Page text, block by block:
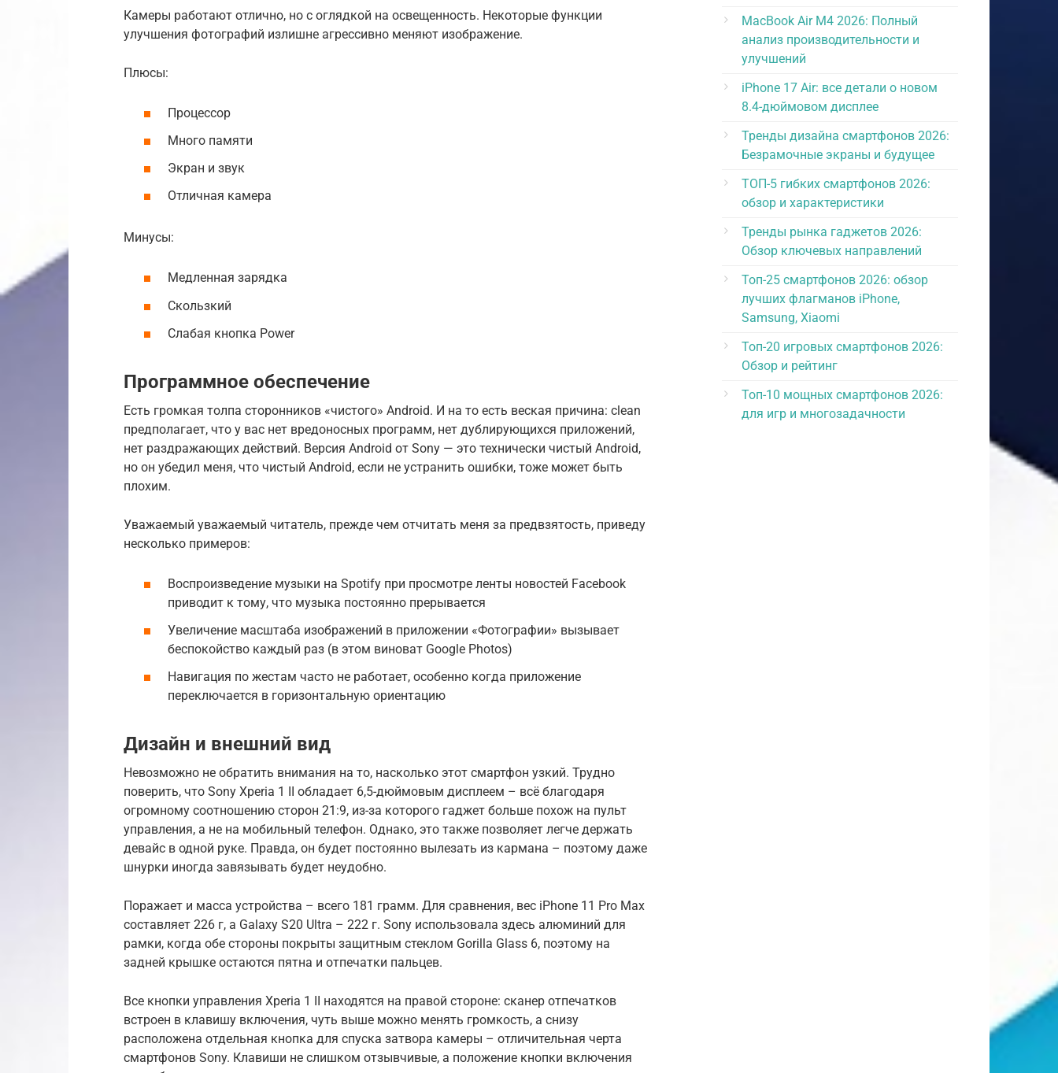
Камеры работают отлично, но с оглядкой на освещенность. Некоторые функции
улучшения фотографий излишне агрессивно меняют изображение.
Плюсы:
Процессор
Много памяти
Экран и звук
Отличная камера
Минусы:
Медленная зарядка
Скользкий
Слабая кнопка Power
Программное обеспечение
Есть громкая толпа сторонников «чистого» Android. И на то есть веская причина: clean
предполагает, что у вас нет вредоносных программ, нет дублирующихся приложений,
нет раздражающих действий. Версия Android от Sony — это технически чистый Android,
но он убедил меня, что чистый Android, если не устранить ошибки, тоже может быть
плохим.
Уважаемый уважаемый читатель, прежде чем отчитать меня за предвзятость, приведу
несколько примеров:
Воспроизведение музыки на Spotify при просмотре ленты новостей Facebook
приводит к тому, что музыка постоянно прерывается
Увеличение масштаба изображений в приложении «Фотографии» вызывает
беспокойство каждый раз (в этом виноват Google Photos)
Навигация по жестам часто не работает, особенно когда приложение
переключается в горизонтальную ориентацию
Дизайн и внешний вид
Невозможно не обратить внимания на то, насколько этот смартфон узкий. Трудно
поверить, что Sony Xperia 1 II обладает 6,5-дюймовым дисплеем – всё благодаря
огромному соотношению сторон 21:9, из-за которого гаджет больше похож на пульт
управления, а не на мобильный телефон. Однако, это также позволяет легче держать
девайс в одной руке. Правда, он будет постоянно вылезать из кармана – поэтому даже
шнурки иногда завязывать будет неудобно.
Поражает и масса устройства – всего 181 грамм. Для сравнения, вес iPhone 11 Pro Max
составляет 226 г, а Galaxy S20 Ultra – 222 г. Sony использовала здесь алюминий для
рамки, когда обе стороны покрыты защитным стеклом Gorilla Glass 6, поэтому на
задней крышке остаются пятна и отпечатки пальцев.
Все кнопки управления Xperia 1 II находятся на правой стороне: сканер отпечатков
встроен в клавишу включения, чуть выше можно менять громкость, а снизу
расположена отдельная кнопка для спуска затвора камеры – отличительная черта
смартфонов Sony. Клавиши не слишком отзывчивые, а положение кнопки включения
MacBook Air M4 2026: Полный
анализ производительности и
улучшений
iPhone 17 Air: все детали о новом
8.4-дюймовом дисплее
Тренды дизайна смартфонов 2026:
Безрамочные экраны и будущее
ТОП-5 гибких смартфонов 2026:
обзор и характеристики
Тренды рынка гаджетов 2026:
Обзор ключевых направлений
Топ-25 смартфонов 2026: обзор
лучших флагманов iPhone,
Samsung, Xiaomi
Топ-20 игровых смартфонов 2026:
Обзор и рейтинг
Топ-10 мощных смартфонов 2026:
для игр и многозадачности